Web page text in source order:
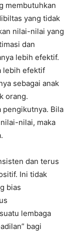
membutuhkan
yang tidak
nilai-nilai yang
dan
lebih efektif.
lebih efektif
sebagai anak
orang.
pengikutnya. Bila
nilai, maka
dan terus
Ini tidak
bias
lembaga
bagi